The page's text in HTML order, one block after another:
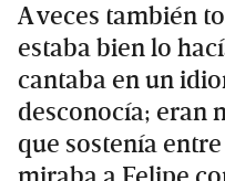
A veces también
estaba bien lo
cantaba en un
desconocía; eran
que sostenía